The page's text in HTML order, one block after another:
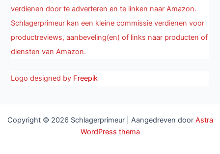
verdienen door te adverteren en te linken naar Amazon.
Schlagerprimeur kan een kleine commissie verdienen voor
productreviews, aanbeveling(en) of links naar producten of
diensten van Amazon.
Logo designed by Freepik
Copyright © 2026 Schlagerprimeur | Aangedreven door Astra
WordPress thema